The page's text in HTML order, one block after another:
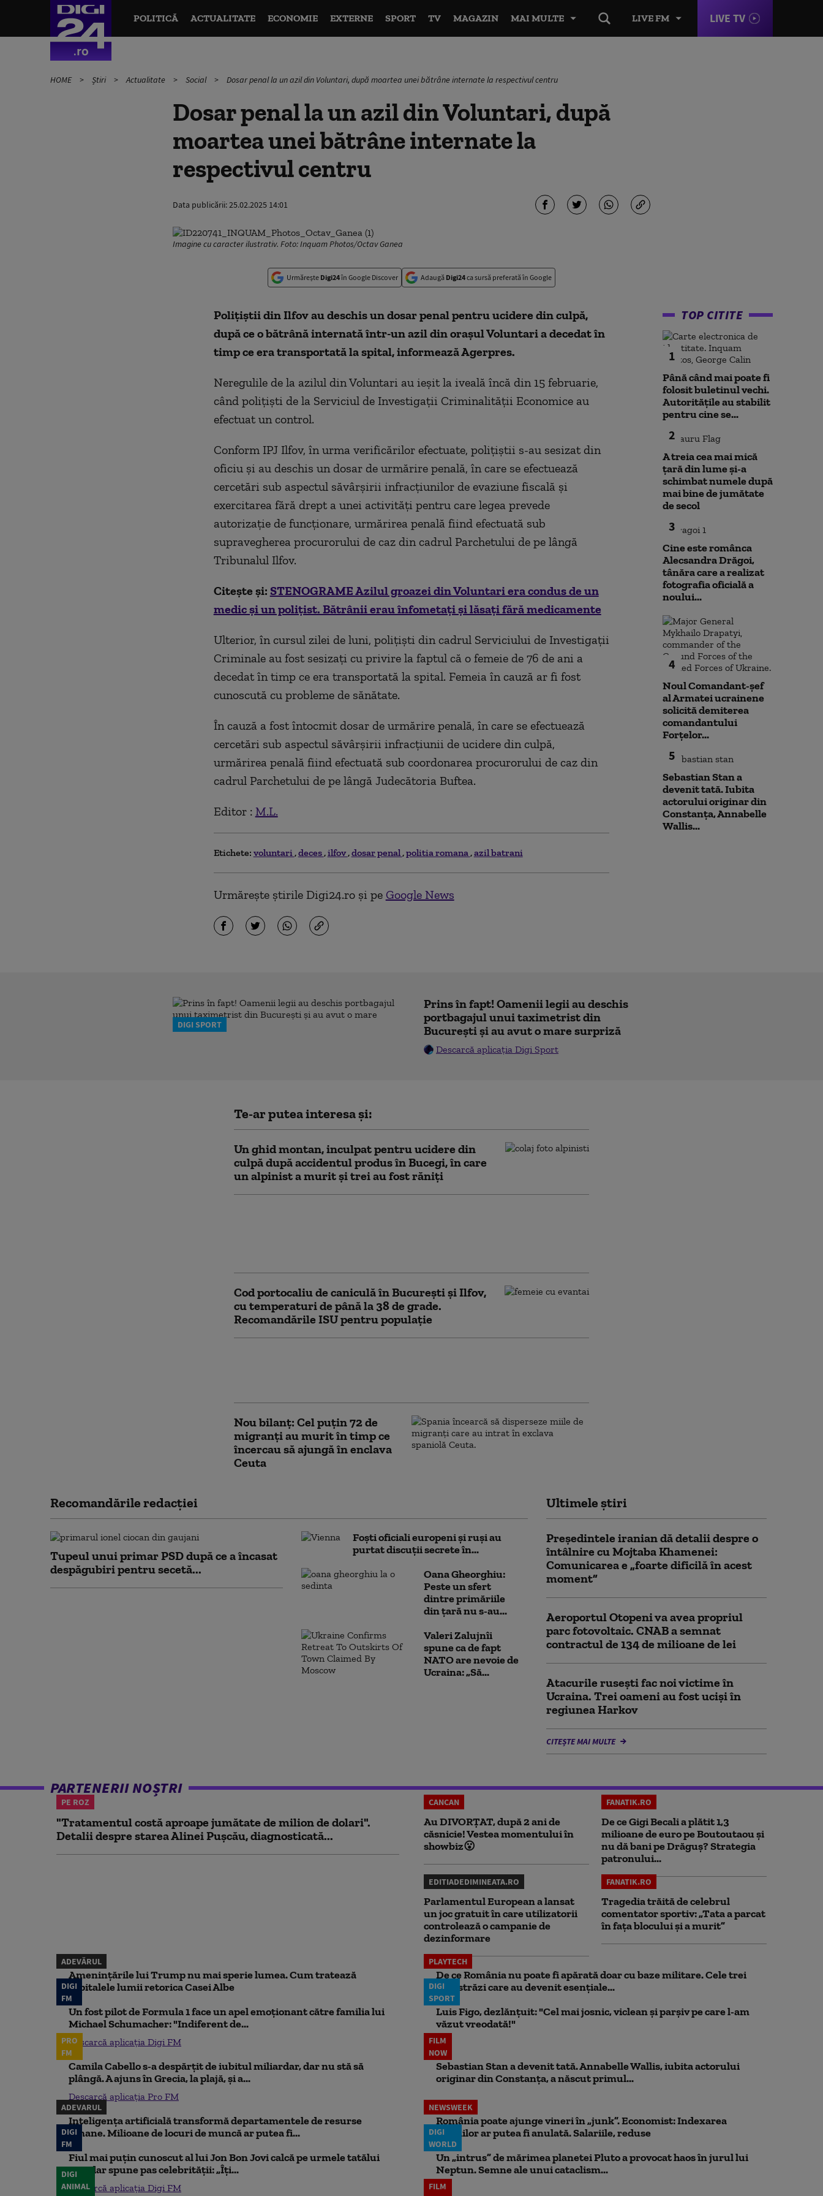
LIVE FM LIVE TV
POLITICĂ ACTUALITATE ECONOMIE EXTERNE SPORT TV MAGAZIN MAI MULTE
HOME Știri Actualitate Social Dosar penal la un azil din Voluntari, după moartea unei bătrâne internate la respectivul centru
Dosar penal la un azil din Voluntari, după
moartea unei bătrâne internate la
respectivul centru
Data publicării:25.02.2025 14:01
Imagine cu caracter ilustrativ. Foto: Inquam Photos/Octav Ganea
Urmărește Digi24în Google Discover Adaugă Digi24ca sursă preferată în Google
Poliţiştii din Ilfov au deschis un dosar penal pentru ucidere din culpă,
după ce o bătrână internată într-un azil din oraşul Voluntari a decedat în
timp ce era transportată la spital, informează Agerpres.
Neregulile de la azilul din Voluntari au ieşit la iveală încă din 15 februarie,
când poliţişti de la Serviciul de Investigaţii Criminalităţii Economice au
efectuat un control.
Conform IPJ Ilfov, în urma verificărilor efectuate, poliţiştii s-au sesizat din
oficiu şi au deschis un dosar de urmărire penală, în care se efectuează
cercetări sub aspectul săvârşirii infracţiunilor de evaziune fiscală şi
exercitarea fără drept a unei activităţi pentru care legea prevede
autorizaţie de funcţionare, urmărirea penală fiind efectuată sub
supravegherea procurorului de caz din cadrul Parchetului de pe lângă
Tribunalul Ilfov.
Citește și: STENOGRAME Azilul groazei din Voluntari era condus de un
medic și un polițist. Bătrânii erau înfometați și lăsați fără medicamente
Ulterior, în cursul zilei de luni, poliţişti din cadrul Serviciului de Investigaţii
Criminale au fost sesizaţi cu privire la faptul că o femeie de 76 de ani a
decedat în timp ce era transportată la spital. Femeia în cauză ar fi fost
cunoscută cu probleme de sănătate.
În cauză a fost întocmit dosar de urmărire penală, în care se efectuează
cercetări sub aspectul săvârşirii infracţiunii de ucidere din culpă,
urmărirea penală fiind efectuată sub coordonarea procurorului de caz din
cadrul Parchetului de pe lângă Judecătoria Buftea.
Editor : M.L.
Etichete: voluntari deces ilfov dosar penal politia romana azil batrani
Urmărește știrile Digi24.ro și pe Google News
TOP CITITE
1
Până când mai poate fi
folosit buletinul vechi.
Autoritățile au stabilit
pentru cine se...
2
A treia cea mai mică
țară din lume și-a
schimbat numele după
mai bine de jumătate
de secol
3
Cine este românca
Alecsandra Drăgoi,
tânăra care a realizat
fotografia oficială a
noului...
4
Noul Comandant-șef
al Armatei ucrainene
solicită demiterea
comandantului
Forțelor...
5
Sebastian Stan a
devenit tată. Iubita
actorului originar din
Constanța, Annabelle
Wallis...
DIGI SPORT
Prins în fapt! Oamenii legii au deschis
portbagajul unui taximetrist din
București și au avut o mare surpriză
Descarcă aplicația Digi Sport
Te-ar putea interesa și:
Un ghid montan, inculpat pentru ucidere din
culpă după accidentul produs în Bucegi, în care
un alpinist a murit şi trei au fost răniți
Cod portocaliu de caniculă în București și Ilfov,
cu temperaturi de până la 38 de grade.
Recomandările ISU pentru populație
Nou bilanț: Cel puţin 72 de
migranţi au murit în timp ce
încercau să ajungă în enclava
Ceuta
Recomandările redacţiei
Tupeul unui primar PSD după ce a încasat
despăgubiri pentru secetă...
Foști oficiali europeni și ruși au
purtat discuții secrete în...
Oana Gheorghiu:
Peste un sfert
dintre primăriile
din țară nu s-au...
Valeri Zalujnîi
spune ca de fapt
NATO are nevoie de
Ucraina: „Să...
Ultimele știri
Preşedintele iranian dă detalii despre o
întâlnire cu Mojtaba Khamenei:
Comunicarea e „foarte dificilă în acest
moment”
Aeroportul Otopeni va avea propriul
parc fotovoltaic. CNAB a semnat
contractul de 134 de milioane de lei
Atacurile rusești fac noi victime în
Ucraina. Trei oameni au fost uciși în
regiunea Harkov
CITEȘTE MAI MULTE
PARTENERII NOȘTRI
PE ROZ
"Tratamentul costă aproape jumătate de milion de dolari".
Detalii despre starea Alinei Pușcău, diagnosticată...
CANCAN
Au DIVORȚAT, după 2 ani de
căsnicie! Vestea momentului în
showbiz😮
FANATIK.RO
De ce Gigi Becali a plătit 1,3
milioane de euro pe Boutoutaou și
nu dă bani pe Drăguș? Strategia
patronului...
EDITIADEDIMINEATA.RO
Parlamentul European a lansat
un joc gratuit în care utilizatorii
controlează o campanie de
dezinformare
FANATIK.RO
Tragedia trăită de celebrul
comentator sportiv: „Tata a parcat
în fața blocului și a murit”
ADEVĂRUL
Amenințările lui Trump nu mai sperie lumea. Cum tratează
capitalele lumii retorica Casei Albe
PLAYTECH
De ce România nu poate fi apărată doar cu baze militare. Cele trei
autostrăzi care au devenit esențiale...
DIGI
FM
Un fost pilot de Formula 1 face un apel emoționant către familia lui
Michael Schumacher: "Indiferent de...
Descarcă aplicația Digi FM
DIGI
SPORT
Luis Figo, dezlănțuit: "Cel mai josnic, viclean și parșiv pe care l-am
văzut vreodată!"
PRO
FM
Camila Cabello s-a despărțit de iubitul miliardar, dar nu stă să
plângă. A ajuns în Grecia, la plajă, și a...
Descarcă aplicația Pro FM
FILM
NOW
Sebastian Stan a devenit tată. Annabelle Wallis, iubita actorului
originar din Constanța, a născut primul...
ADEVARUL
Inteligența artificială transformă departamentele de resurse
umane. Milioane de locuri de muncă ar putea fi...
NEWSWEEK
România poate ajunge vineri în „junk”. Economist: Indexarea
pensiilor ar putea fi anulată. Salariile, reduse
DIGI
FM
Fiul mai puțin cunoscut al lui Jon Bon Jovi calcă pe urmele tatălui
său, dar spune pas celebrității: „Îți...
Descarcă aplicația Digi FM
DIGI
WORLD
Un „intrus” de mărimea planetei Pluto a provocat haos în jurul lui
Neptun. Semne ale unui cataclism...
DIGI
ANIMAL
FILM